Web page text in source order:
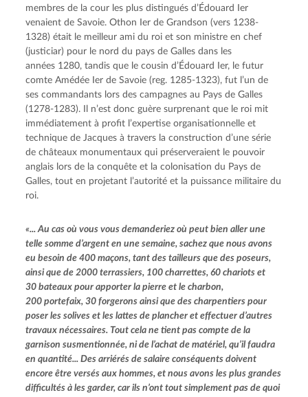
membres de la cour les plus distingués d’Édouard Ier
venaient de Savoie. Othon Ier de Grandson (vers 1238-
1328) était le meilleur ami du roi et son ministre en chef
(justiciar) pour le nord du pays de Galles dans les
années 1280, tandis que le cousin d’Édouard Ier, le futur
comte Amédée Ier de Savoie (reg. 1285-1323), fut l’un de
ses commandants lors des campagnes au Pays de Galles
(1278-1283). Il n’est donc guère surprenant que le roi mit
immédiatement à profit l’expertise organisationnelle et
technique de Jacques à travers la construction d’une série
de châteaux monumentaux qui préserveraient le pouvoir
anglais lors de la conquête et la colonisation du Pays de
Galles, tout en projetant l’autorité et la puissance militaire du
roi.
«... Au cas où vous vous demanderiez où peut bien aller une
telle somme d’argent en une semaine, sachez que nous avons
eu besoin de 400 maçons, tant des tailleurs que des poseurs,
ainsi que de 2000 terrassiers, 100 charrettes, 60 chariots et
30 bateaux pour apporter la pierre et le charbon,
200 portefaix, 30 forgerons ainsi que des charpentiers pour
poser les solives et les lattes de plancher et effectuer d’autres
travaux nécessaires. Tout cela ne tient pas compte de la
garnison susmentionnée, ni de l’achat de matériel, qu’il faudra
en quantité... Des arriérés de salaire conséquents doivent
encore être versés aux hommes, et nous avons les plus grandes
difficultés à les garder, car ils n’ont tout simplement pas de quoi